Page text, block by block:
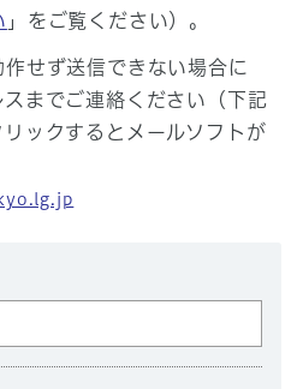
」をご覧ください）。
せず送信できない場合に
までご連絡ください（下記
ックするとメールソフトが